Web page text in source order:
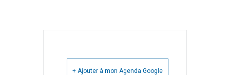
+ Ajouter à mon Agenda Google